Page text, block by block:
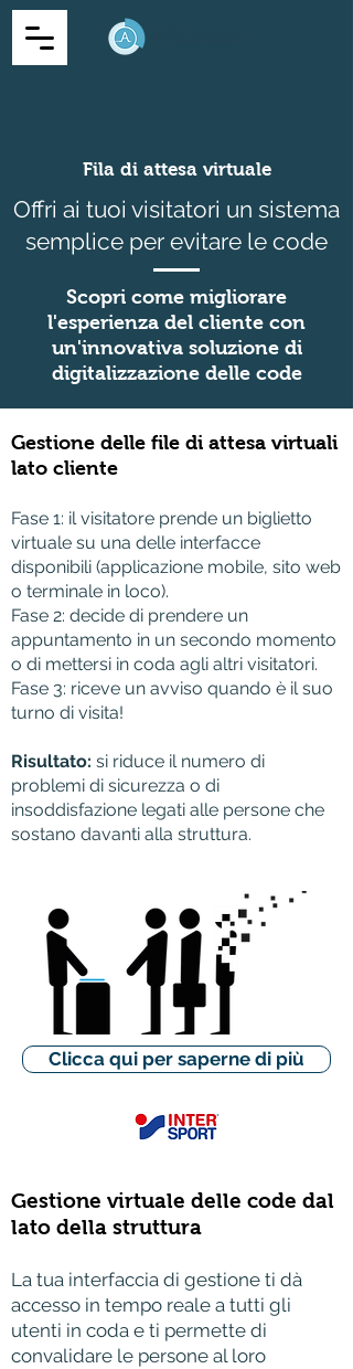
Fila di attesa virtuale
Offri ai tuoi visitatori un sistema
semplice per evitare le code
Scopri come migliorare
l'esperienza del cliente con
un'innovativa soluzione di
digitalizzazione delle code
Gestione delle file di attesa virtuali
lato cliente
Fase 1: il visitatore prende un biglietto
virtuale su una delle interfacce
disponibili (applicazione mobile, sito web
o terminale in loco).
Fase 2: decide di prendere un
appuntamento in un secondo momento
o di mettersi in coda agli altri visitatori.
Fase 3: riceve un avviso quando è il suo
turno di visita!
Risultato: si riduce il numero di
problemi di sicurezza o di
insoddisfazione legati alle persone che
sostano davanti alla struttura.
Clicca qui per saperne di più
Gestione virtuale delle code dal
lato della struttura
La tua interfaccia di gestione ti dà
accesso in tempo reale a tutti gli
utenti in coda e ti permette di
convalidare le persone al loro